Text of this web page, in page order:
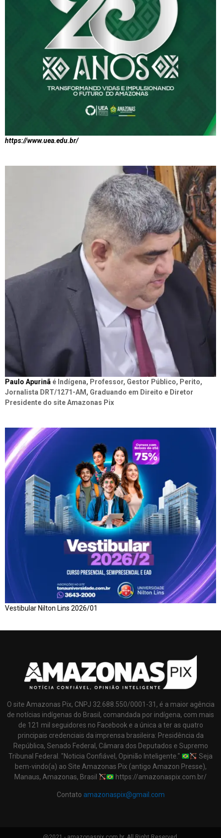
https://www.uea.edu.br/
Paulo Apurinã é Indígena, Professor, Gestor Público, Perito,
Jornalista DRT/1271-AM, Graduando em Direito e Diretor
Presidente do site Amazonas Pix
Vestibular Nilton Lins 2026/01
O site Amazonas Pix, CNPJ 32.688.550/0001-31, é a maior agência
de notícias indígenas do Brasil, comandada por indígena, com mais
de 121 mil seguidores no Facebook e a única a ter as quatro
principais credenciais da imprensa brasileira: Presidência da
República, Senado Federal, Câmara dos Deputados e Supremo
Tribunal Federal. "Noticia Confiável, Opinião Inteligente."
Seja
bem-vindo(a) ao Site Amazonas Pix (antigo Amazon Presse),
Manaus, Amazonas, Brasil
https://amazonaspix.com.br/
Contato amazonaspix@gmail.com